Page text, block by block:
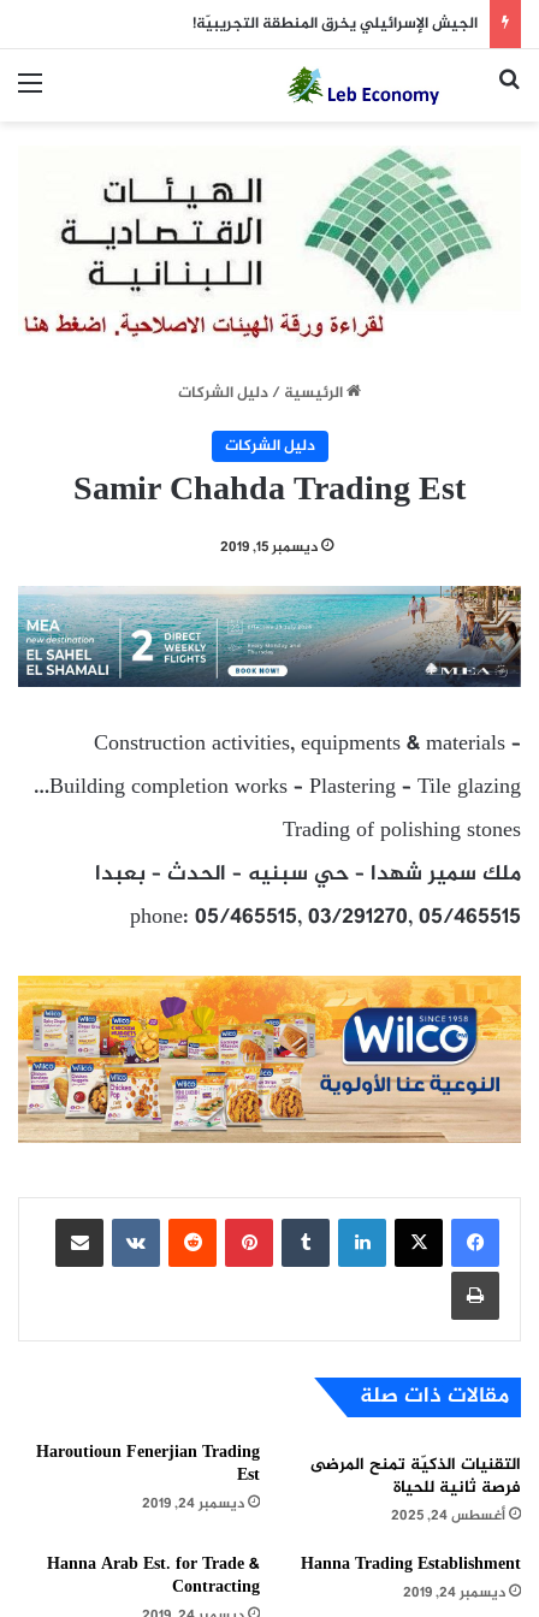
الجيش الإسرائيلي يخرق المنطقة التجريبيّة!
بحث عن
الرئيسية/دليل الشركات
دليل الشركات
Samir Chahda Trading Est
ديسمبر 15, 2019
Construction activities, equipments & materials –
Building completion works – Plastering – Tile glazing…
Trading of polishing stones
ملك سمير شهدا – حي سبنيه – الحدث – بعبدا
phone: 05/465515, 03/291270, 05/465515
لينكدإن بينتيريست
مشاركة عبر البريد
طباعة
مقالات ذات صلة
التقنيات الذكيّة تمنح المرضى
فرصة ثانية للحياة
أغسطس 24, 2025
Haroutioun Fenerjian Trading
Est
ديسمبر 24, 2019
Hanna Trading Establishment
ديسمبر 24, 2019
Hanna Arab Est. for Trade &
Contracting